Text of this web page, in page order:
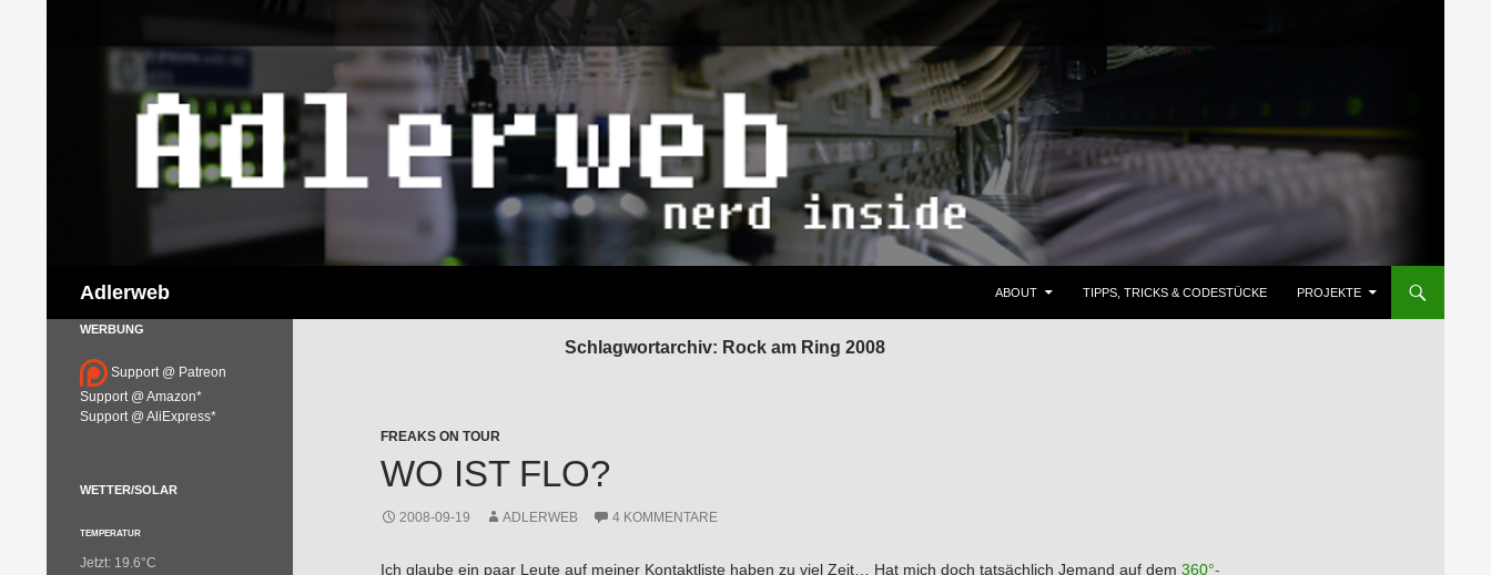
Adlerweb
ABOUT
TIPPS, TRICKS & CODESTÜCKE PROJEKTE
Schlagwortarchiv: Rock am Ring 2008
FREAKS ON TOUR
WO IST FLO?
2008-09-19 ADLERWEB 4 KOMMENTARE
Ich glaube ein paar Leute auf meiner Kontaktliste haben zu viel Zeit… Hat mich doch tatsächlich Jemand auf dem 360°-
WERBUNG
Support @ Patreon
Support @ Amazon*
Support @ AliExpress*
WETTER/SOLAR
TEMPERATUR
Jetzt: 19.6°C